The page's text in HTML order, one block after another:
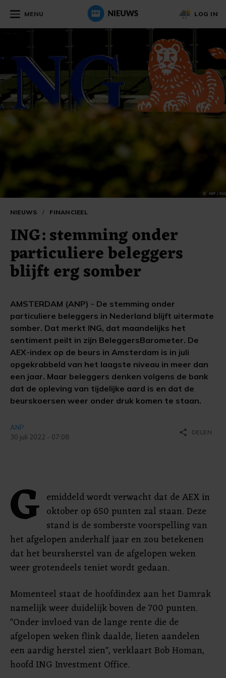
MENU LOG IN
NIEUWS / FINANCIEEL
ING: stemming onder
particuliere beleggers
blijft erg somber
AMSTERDAM (ANP) - De stemming onder
particuliere beleggers in Nederland blijft uitermate
somber. Dat merkt ING, dat maandelijks het
sentiment peilt in zijn BeleggersBarometer. De
AEX-index op de beurs in Amsterdam is in juli
opgekrabbeld van het laagste niveau in meer dan
een jaar. Maar beleggers denken volgens de bank
dat de opleving van tijdelijke aard is en dat de
beurskoersen weer onder druk komen te staan.
ANP
30 juli 2022 - 07:08
share DELEN
G emiddeld wordt verwacht dat de AEX in
oktober op 650 punten zal staan. Deze
stand is de somberste voorspelling van
het afgelopen anderhalf jaar en zou betekenen
dat het beursherstel van de afgelopen weken
weer grotendeels teniet wordt gedaan.
Momenteel staat de hoofdindex aan het Damrak
namelijk weer duidelijk boven de 700 punten.
"Onder invloed van de lange rente die de
afgelopen weken flink daalde, lieten aandelen
een aardig herstel zien", verklaart Bob Homan,
hoofd ING Investment Office.